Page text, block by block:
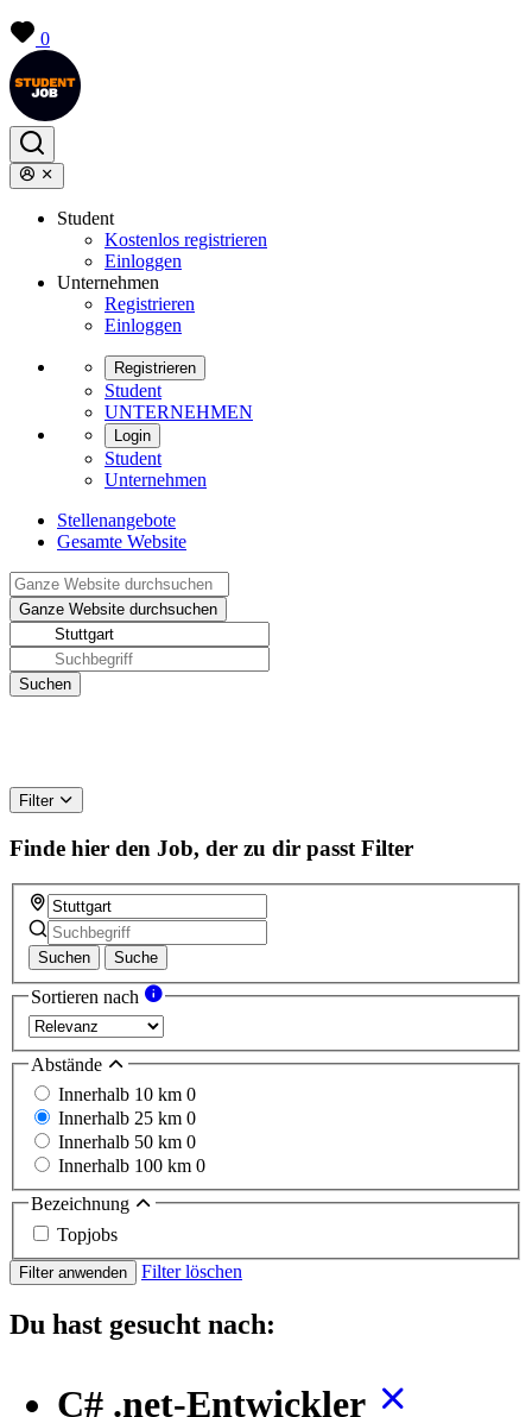
0
Student
Kostenlos registrieren
Einloggen
Unternehmen
Registrieren
Einloggen
Registrieren
Student
UNTERNEHMEN
Login
Student
Unternehmen
Stellenangebote
Gesamte Website
Filter
Finde hier den Job, der zu dir passt Filter
Suchen Suche
Sortieren nach
Abstände
Innerhalb 10 km 0
Innerhalb 25 km 0
Innerhalb 50 km 0
Innerhalb 100 km 0
Bezeichnung
Topjobs
Filter anwenden Filter löschen
Du hast gesucht nach:
C# .net-Entwickler